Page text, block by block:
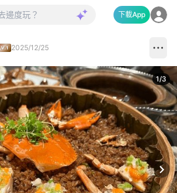
下載App
2025/12/25
1/3